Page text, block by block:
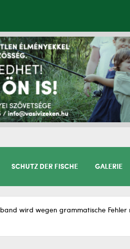
SCHUTZ DER FISCHE GALERIE
wird wegen grammatische